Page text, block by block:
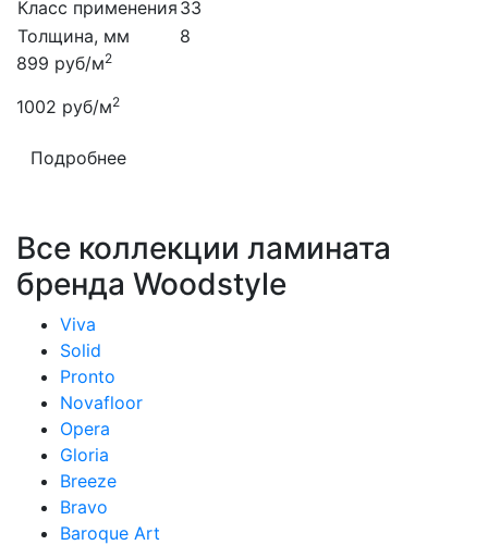
Класс применения 33
Толщина, мм
8
899 руб/м2
1002 руб/м2
Подробнее
Все коллекции ламината
бренда Woodstyle
Viva
Solid
Pronto
Novafloor
Opera
Gloria
Breeze
Bravo
Baroque Art